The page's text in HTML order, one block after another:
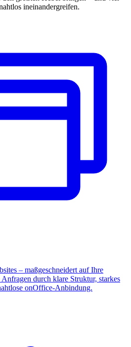
ineinandergreifen.
– maßgeschneidert auf Ihre
durch klare Struktur, starkes
onOffice-Anbindung.